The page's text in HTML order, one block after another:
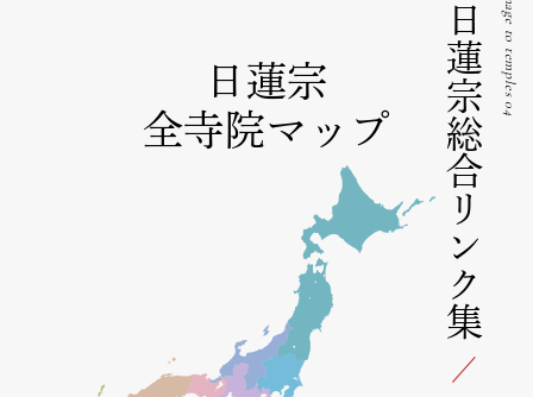
日蓮宗総合リンク集
日蓮宗
全寺院マップ